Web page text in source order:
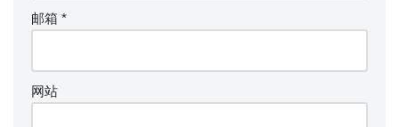
邮箱 *
网站